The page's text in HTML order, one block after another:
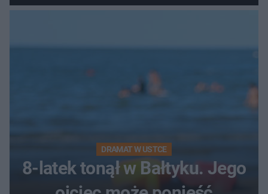
DRAMAT W USTCE
8-latek tonął w Bałtyku. Jego